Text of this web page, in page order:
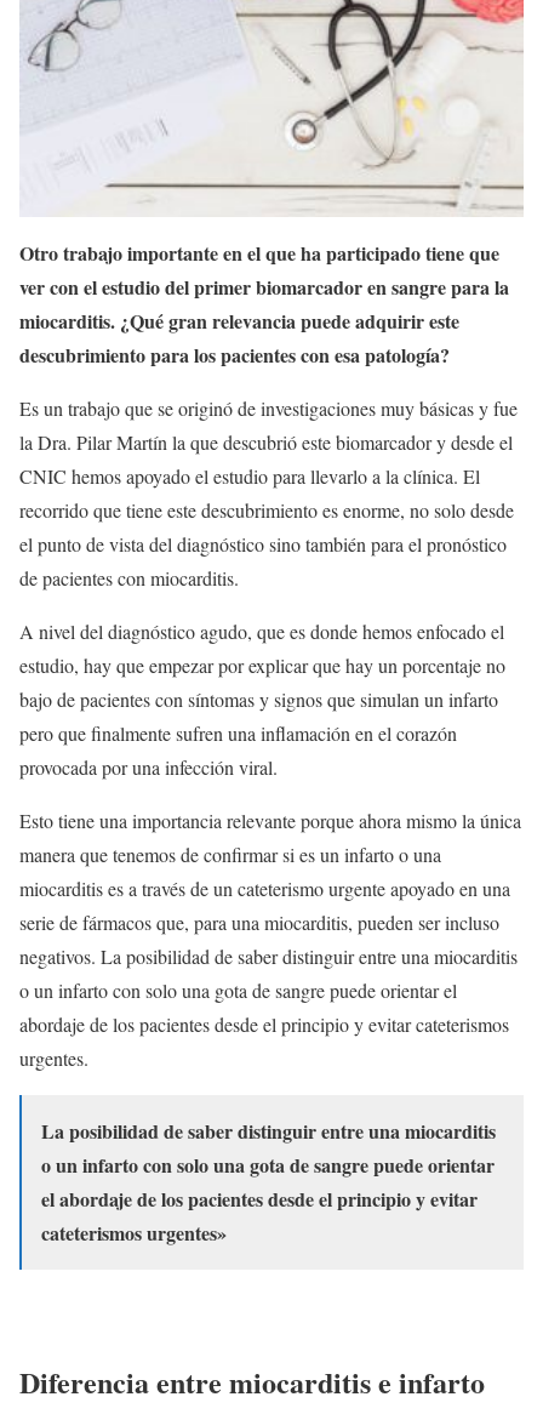
Otro trabajo importante en el que ha participado tiene que
ver con el estudio del primer biomarcador en sangre para la
miocarditis. ¿Qué gran relevancia puede adquirir este
descubrimiento para los pacientes con esa patología?
Es un trabajo que se originó de investigaciones muy básicas y fue
la Dra. Pilar Martín la que descubrió este biomarcador y desde el
CNIC hemos apoyado el estudio para llevarlo a la clínica. El
recorrido que tiene este descubrimiento es enorme, no solo desde
el punto de vista del diagnóstico sino también para el pronóstico
de pacientes con miocarditis.
A nivel del diagnóstico agudo, que es donde hemos enfocado el
estudio, hay que empezar por explicar que hay un porcentaje no
bajo de pacientes con síntomas y signos que simulan un infarto
pero que finalmente sufren una inflamación en el corazón
provocada por una infección viral.
Esto tiene una importancia relevante porque ahora mismo la única
manera que tenemos de confirmar si es un infarto o una
miocarditis es a través de un cateterismo urgente apoyado en una
serie de fármacos que, para una miocarditis, pueden ser incluso
negativos. La posibilidad de saber distinguir entre una miocarditis
o un infarto con solo una gota de sangre puede orientar el
abordaje de los pacientes desde el principio y evitar cateterismos
urgentes.
La posibilidad de saber distinguir entre una miocarditis
o un infarto con solo una gota de sangre puede orientar
el abordaje de los pacientes desde el principio y evitar
cateterismos urgentes»
Diferencia entre miocarditis e infarto